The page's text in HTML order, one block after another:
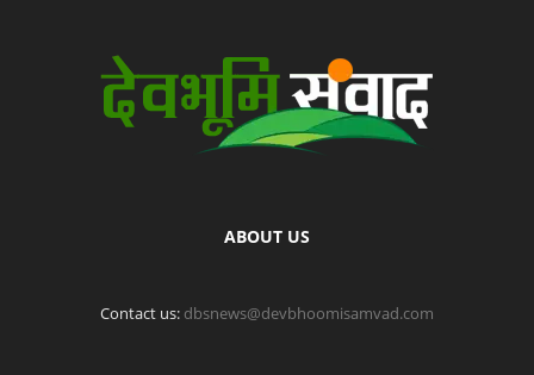
ABOUT US
Contact us: dbsnews@devbhoomisamvad.com